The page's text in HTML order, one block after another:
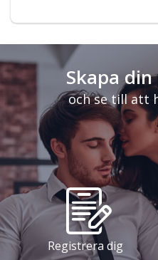
Skapa
och se till att
Registrera dig